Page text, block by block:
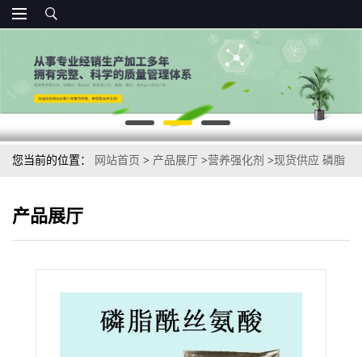
您当前的位置： 网站首页 > 产品展厅 >营养强化剂 >现货供应 磷脂
产品展厅